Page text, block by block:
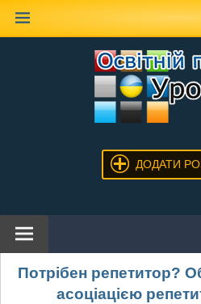
ДОДАТИ
Потрібен репетитор?
асоціацією